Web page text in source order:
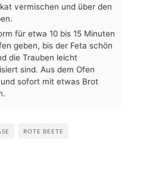
vermischen und über den
für etwa 10 bis 15 Minuten
geben, bis der Feta schön
die Trauben leicht
sind. Aus dem Ofen
sofort mit etwas Brot
ROTE BEETE